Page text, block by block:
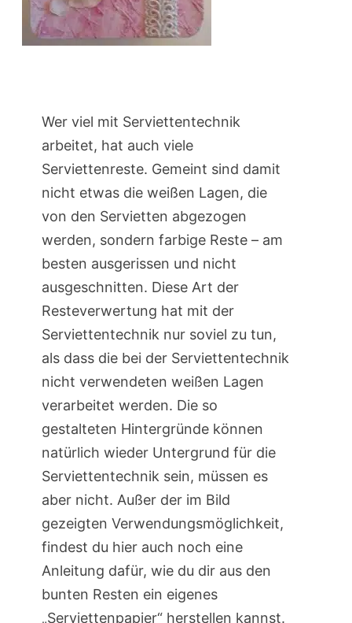
Wer viel mit Serviettentechnik
arbeitet, hat auch viele
Serviettenreste. Gemeint sind damit
nicht etwas die weißen Lagen, die
von den Servietten abgezogen
werden, sondern farbige Reste – am
besten ausgerissen und nicht
ausgeschnitten. Diese Art der
Resteverwertung hat mit der
Serviettentechnik nur soviel zu tun,
als dass die bei der Serviettentechnik
nicht verwendeten weißen Lagen
verarbeitet werden. Die so
gestalteten Hintergründe können
natürlich wieder Untergrund für die
Serviettentechnik sein, müssen es
aber nicht. Außer der im Bild
gezeigten Verwendungsmöglichkeit,
findest du hier auch noch eine
Anleitung dafür, wie du dir aus den
bunten Resten ein eigenes
„Serviettenpapier“ herstellen kannst.